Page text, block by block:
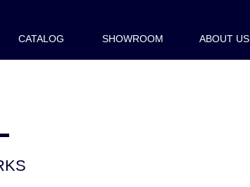
CATALOG SHOWROOM ABOUT US